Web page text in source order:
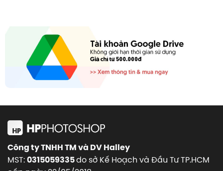
Công ty TNHH TM và DV Halley
MST:0315059335do sở Kế Hoạch và Đầu Tư TP.HCM